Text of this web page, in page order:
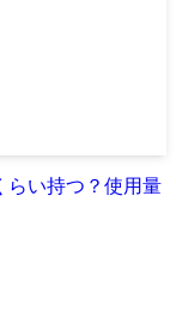
らい持つ？使用量